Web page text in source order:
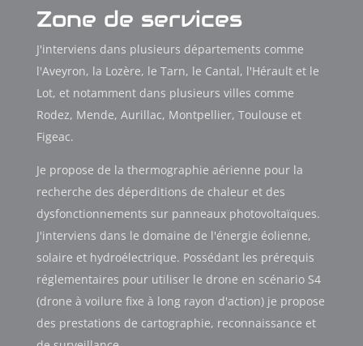
Zone de services
J'interviens dans plusieurs départements comme
l'Aveyron, la Lozère, le Tarn, le Cantal, l'Hérault et le
Lot, et notamment dans plusieurs villes comme
Rodez, Mende, Aurillac, Montpellier, Toulouse et
Figeac.
Je propose de la thermographie aérienne pour la
recherche des déperditions de chaleur et des
dysfonctionnements sur panneaux photovoltaïques.
J'interviens dans le domaine de l'énergie éolienne,
solaire et hydroélectrique. Possédant les prérequis
réglementaires pour utiliser le drone en scénario S4
(drone à voilure fixe à long rayon d'action) je propose
des prestations de cartographie, reconnaissance et